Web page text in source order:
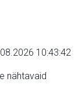
10:43:42
nähtavaid